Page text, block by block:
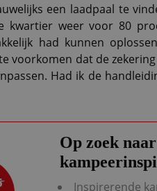
een laadpaal te
kwartier weer voor 80
had kunnen
voorkomen dat de
Had ik de
Op zoek
Inspirerende